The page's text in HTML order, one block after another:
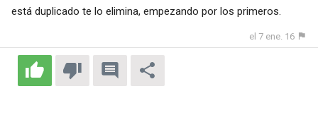
está duplicado te lo elimina, empezando por los primeros.
el 7 ene. 16